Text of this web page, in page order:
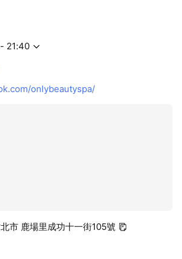
21:40
onlybeautyspa/
市 鹿場里成功十一街105號